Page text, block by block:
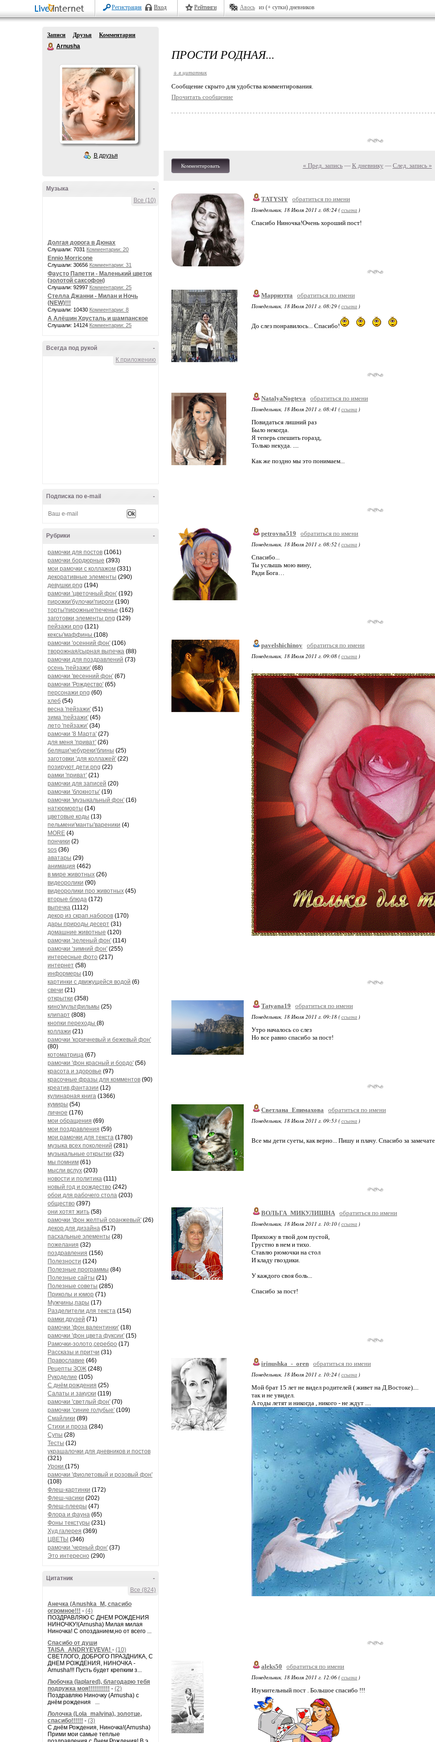
Регистрация Вход Рейтинги Авось из (+ сутки) дневников
Записи Друзья
Комментарии
Arnusha
В друзья
-
Музыка
Все (10)
Долгая дорога в Дюнах
Слушали: 7031 Комментарии: 20
Ennio Morricone
Слушали: 30656 Комментарии: 31
Фаусто Папетти - Маленький цветок
(золотой саксофон)
Слушали: 92997 Комментарии: 25
Стелла Джанни - Милан и Ночь
(NEW)!!!
Слушали: 10430 Комментарии: 8
А Алёшин Хрусталь и шампанское
Слушали: 14124 Комментарии: 25
-
Всегда под рукой
К приложению
-
Подписка по e-mail
-
Рубрики
рамочки для постов (1061)
рамочки бордюрные (393)
мои рамочки с коллажом (331)
декоративные элементы (290)
девушки png (194)
рамочки 'цветочный фон' (192)
пирожки'булочки'пироги (190)
торты'пирожные'печенье (162)
заготовки,элементы png (129)
пейзажи png (121)
кексы'маффины (108)
рамочки 'осенний фон' (106)
творожная/сырная выпечка (88)
рамочки для поздравлений (73)
осень 'пейзажи' (68)
рамочки 'весенний фон' (67)
рамочки 'Рождество' (65)
персонажи png (60)
хлеб (54)
весна 'пейзажи' (51)
зима 'пейзажи' (45)
лето 'пейзажи' (34)
рамочки '8 Марта' (27)
для меня 'приват' (26)
беляши'чебуреки'блины (25)
заготовки 'для коллажей' (22)
позируют дети png (22)
рамки 'приват' (21)
рамочки для записей (20)
рамочки 'блокноты' (19)
рамочки 'музыкальный фон' (16)
натюрморты (14)
цветовые коды (13)
пельмени'манты'вареники (4)
MORE (4)
пончики (2)
sos (36)
аватары (29)
анимация (462)
в мире животных (26)
видеоролики (90)
видеоролики про животных (45)
вторые блюда (172)
выпечка (1112)
декор из скрап.наборов (170)
дары природы десерт (31)
домашние животные (120)
рамочки 'зеленый фон' (114)
рамочки 'зимний фон' (255)
интересные фото (217)
интернет (58)
информеры (10)
картинки с движущейся водой (6)
свечи (21)
открытки (358)
кино'мультфильмы (25)
клипарт (808)
кнопки переходы (8)
коллажи (21)
рамочки 'коричневый и бежевый фон'
(80)
котоматрица (67)
рамочки 'фон красный и бордо' (56)
красота и здоровье (97)
красочные фразы для комментов (90)
креатив,фантазии (12)
кулинарная книга (1366)
кумиры (54)
личное (176)
мои обращения (69)
мои поздравления (59)
мои рамочки для текста (1780)
музыка всех поколений (281)
музыкальные открытки (32)
мы помним (61)
мысли вслух (203)
новости и политика (111)
новый год и рождество (242)
обои для рабочего стола (203)
общество (397)
они хотят жить (58)
рамочки 'фон желтый оранжевый' (26)
декор для дизайна (517)
пасхальные элементы (28)
пожелания (32)
поздравления (156)
Полезности (124)
Полезные программы (84)
Полезные сайты (21)
Полезные советы (285)
Приколы и юмор (71)
Мужчины,пары (17)
Разделители для текста (154)
рамки друзей (71)
рамочки 'фон валентинки' (18)
рамочки 'фон цвета фуксии' (15)
Рамочки-золото,серебро (17)
Рассказы и притчи (31)
Православие (46)
Рецепты ЗОЖ (248)
Рукоделие (105)
С днём рождения (25)
Салаты и закуски (119)
рамочки 'светлый фон' (70)
рамочки 'синие голубые' (109)
Смайлики (89)
Стихи и проза (284)
Супы (28)
Тесты (12)
украшалочки для дневников и постов
(321)
Уроки (175)
рамочки 'фиолетовый и розовый фон'
(108)
Флеш-картинки (172)
Флеш-часики (202)
Флеш-плееры (47)
Флора и фауна (65)
Фоны текстуры (231)
Худ.галерея (369)
ЦВЕТЫ (346)
рамочки 'черный фон' (37)
Это интересно (290)
-
Цитатник
Все (824)
Анечка (Anushka_M, спасибо
огромное!!! - (4)
ПОЗДРАВЛЯЮ С ДНЕМ РОЖДЕНИЯ
НИНОЧКУ!(Arnusha) Милая милая
Ниночка! С опозданием,но от всего ...
Спасибо от души
TAISA_ANDRYEVEVA! - (10)
СВЕТЛОГО, ДОБРОГО ПРАЗДНИКА, С
ДНЕМ РОЖДЕНИЯ, НИНОЧКА -
Arnusha!!! Пусть будет крепким з...
Любочка (laplared), благодарю тебя
подружка моя!!!!!!!!!!! - (2)
Поздравляю Ниночку (Arnusha) с
днём рождения ...
Лолочка (Lola_malvina), золотце,
спасибо!!!!!! - (3)
С днём Рождения, Ниночка!(Аrnusha)
Прими мои самые теплые
ПРОСТИ РОДНАЯ...
+ в цитатник
Cообщение скрыто для удобства комментирования.
Прочитать сообщение
Комментировать « Пред. запись— К дневнику — След. запись »
TATYSIY обратиться по имени
Понедельник, 18 Июля 2011 г. 08:24 (ссылка )
Спасибо Ниночка!Очень хороший пост!
Марриэтта
обратиться по имени
Понедельник, 18 Июля 2011 г. 08:29 (ссылка )
До слез понравилось... Спасибо!
NatalyaNogteva
обратиться по имени
Понедельник, 18 Июля 2011 г. 08:41 (ссылка )
Повидаться лишний раз
Было некогда.
Я теперь спешить горазд,
Только некуда. ....
Как же поздно мы это понимаем...
petrovna519
обратиться по имени
Понедельник, 18 Июля 2011 г. 08:52 (ссылка )
Спасибо...
Ты услышь мою вину,
Ради Бога…
pavelshichinov обратиться по имени
Понедельник, 18 Июля 2011 г. 09:08 (ссылка )
.
Tatyana19
обратиться по имени
Понедельник, 18 Июля 2011 г. 09:18 (ссылка )
Утро началось со слез
Но все равно спасибо за пост!
Светлана_Епимахова
обратиться по имени
Понедельник, 18 Июля 2011 г. 09:53 (ссылка )
Все мы дети суеты, как верно... Пишу и плачу. Спасибо за
ВОЛЬГА_МИКУЛИШНА обратиться по имени
Понедельник, 18 Июля 2011 г. 10:10 (ссылка )
Прихожу в твой дом пустой,
Грустно в нем и тихо.
Ставлю рюмочки на стол
И кладу гвоздики.
У каждого своя боль...
Спасибо за пост!
irinushka_-_oren обратиться по имени
Понедельник, 18 Июля 2011 г. 10:24 (ссылка )
Мой брат 15 лет не видел родителей ( живет на Д.Востоке)....
так и не увидел.
А годы летят и никогда , никого - не ждут ....
aleks50
обратиться по имени
Понедельник, 18 Июля 2011 г. 12:06 (ссылка )
Изумительный пост . Большое спасибо !!!